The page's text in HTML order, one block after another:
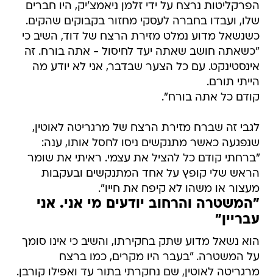
הפרקליטות נרצח על ידי זלמן ניאמצ'יק, היו חברים
שלו, ועבדו בחברה לעסקי מחזור בקבוקים שהקים.
כשנשאל מדוע נמלט מזירת הרצח של דוד, השיב כי
"כשאתה חושב שאתה יעד לחיסול - אתה בורח. זה
אינסטינקט. עם כל הצער שבדבר, אני לא יודע מה
הייתי תורם.
קודם כל אתה בורח".
לגבי זה שברח מזירת הרצח של מרגריטה לאוטין,
שנפגעה כאשר מתנקשים ניסו לחסל אותו, ענה:
"ברחתי קודם כל להציל את עצמי. ראיתי את שומר
הראש שלי קופץ על אחד המתנקשים ובעקבות
מעצור או משהו לא קיפח את חייו".
"המשטרה והרחוב יודעים מי אני. אני
עבריין"
הוא נשאל מדוע שתק בחקירתו, והשיב כי אינו סומך
על המשטרה. "בעבר היו מקרים, כמו ברצח
מרגריטה לאוטין, שם נחקרתי בתור עד ואפילו קורבן.